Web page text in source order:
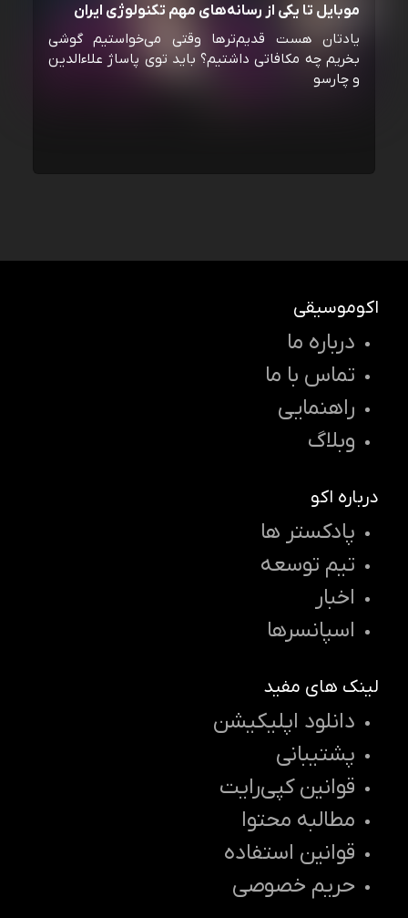
موبایل تا یکی از رسانه‌‌های مهم تکنولوژی ایران
یادتان هست قدیم‌ترها وقتی می‌خواستیم گوشی
بخریم چه مکافاتی داشتیم؟ باید توی پاساژ علاءالدین
و چارسو
اکوموسیقی
درباره ما
تماس با ما
راهنمایی
وبلاگ
درباره اکو
پادکستر ها
تیم توسعه
اخبار
اسپانسرها
لینک های مفید
دانلود اپلیکیشن
پشتیبانی
قوانین کپی‌رایت
مطالبه محتوا
قوانین استفاده
حریم خصوصی